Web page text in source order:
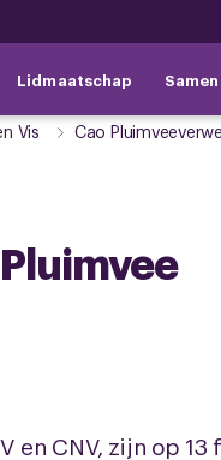
Lidmaatschap
Vis Cao
en CNV, zijn op